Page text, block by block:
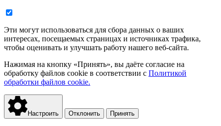
Эти могут использоваться для сбора данных о ваших
интересах, посещаемых страницах и источниках трафика,
чтобы оценивать и улучшать работу нашего веб-сайта.
Нажимая на кнопку «Принять», вы даёте согласие на
обработку файлов cookie в соответствии с Политикой
обработки файлов cookie.
Настроить Отклонить Принять